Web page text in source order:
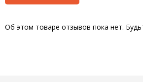
Об этом товаре отзывов пока нет.